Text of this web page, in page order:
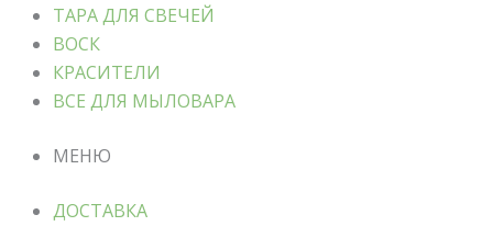
ТАРА ДЛЯ СВЕЧЕЙ
ВОСК
КРАСИТЕЛИ
ВСЕ ДЛЯ МЫЛОВАРА
МЕНЮ
ДОСТАВКА